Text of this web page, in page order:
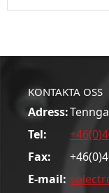
KONTAKTA OSS
Adress:
Tel:
Fax:
E-mail: